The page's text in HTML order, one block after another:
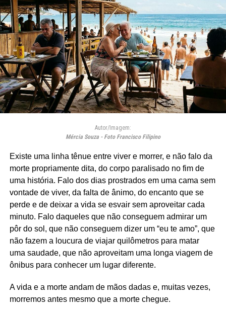
Autor/Imagem:
Mércia Souza - Foto Francisco Filipino
Existe uma linha tênue entre viver e morrer, e não falo da
morte propriamente dita, do corpo paralisado no fim de
uma história. Falo dos dias prostrados em uma cama sem
vontade de viver, da falta de ânimo, do encanto que se
perde e de deixar a vida se esvair sem aproveitar cada
minuto. Falo daqueles que não conseguem admirar um
pôr do sol, que não conseguem dizer um “eu te amo”, que
não fazem a loucura de viajar quilômetros para matar
uma saudade, que não aproveitam uma longa viagem de
ônibus para conhecer um lugar diferente.
A vida e a morte andam de mãos dadas e, muitas vezes,
morremos antes mesmo que a morte chegue.